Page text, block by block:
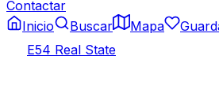
Contactar
Inicio
Buscar Mapa
E54 Real State